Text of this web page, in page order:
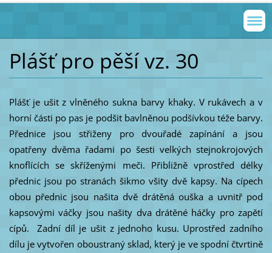
Plášť pro pěší vz. 30
Plášť je ušit z vlněného sukna barvy khaky. V rukávech a v
horní části po pas je podšit bavlněnou podšívkou téže barvy.
Přednice jsou střiženy pro dvouřadé zapínání a jsou
opatřeny dvěma řadami po šesti velkých stejnokrojových
knoflících se skříženými meči. Přibližně vprostřed délky
přednic jsou po stranách šikmo všity dvě kapsy. Na cípech
obou přednic jsou našita dvě drátěná ouška a uvnitř pod
kapsovými váčky jsou našity dva drátěné háčky pro zapětí
cípů. Zadní díl je ušit z jednoho kusu. Uprostřed zadního
dílu je vytvořen oboustraný sklad, který je ve spodní čtvrtině